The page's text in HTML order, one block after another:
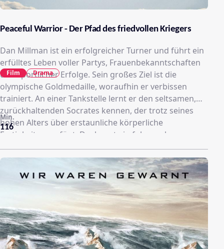
Peaceful Warrior - Der Pfad des friedvollen Kriegers
Dan Millman ist ein erfolgreicher Turner und führt ein
erfülltes Leben voller Partys, Frauenbekanntschaften
und sportlicher Erfolge. Sein großes Ziel ist die
olympische Goldmedaille, woraufhin er verbissen
trainiert. An einer Tankstelle lernt er den seltsamen,
zurückhaltenden Socrates kennen, der trotz seines
hohen Alters über erstaunliche körperliche
Fertigkeiten verfügt. Doch erst ein folgenschwerer
Verkehrsunfall reißt Dan aus der Bahn: Ein Bein wird
so zerschmettert, das ihm die Ärzte keine Chance auf
eine Rückkehr zum Sport zutrauen. Nur der weise
Socrates scheint noch an die Möglichkeit zu glauben
und wird zum Mentor für Dan, motiviert ihn mit
geistigen wie körperlichen Lektionen und führt ihn auf
den geistigen Pfad des „Friedvollen Kriegers“.
Langsam aber sicher erwacht der Kampfgeist wieder
in dem jungen Mann...
116
Min.
Film Drama